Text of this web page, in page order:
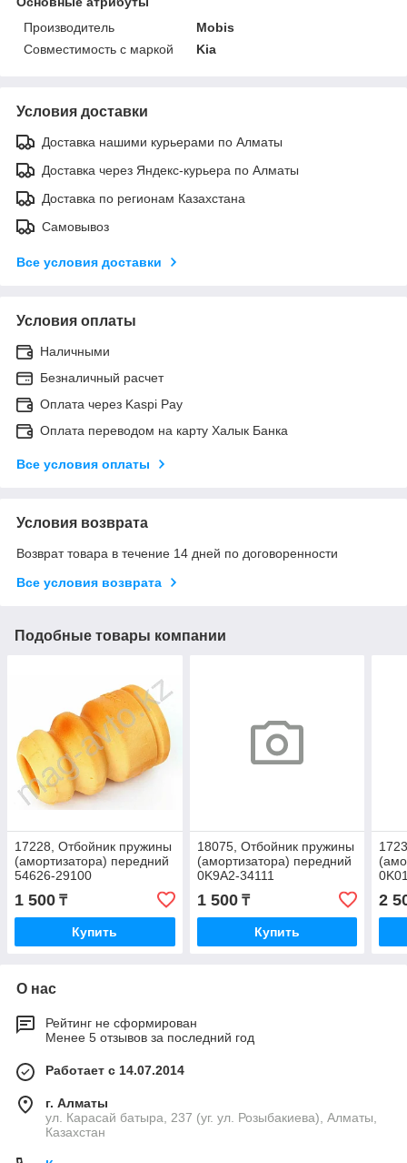
Производитель
Mobis
Совместимость с маркой
Kia
Условия доставки
Доставка нашими курьерами по Алматы
Доставка через Яндекс-курьера по Алматы
Доставка по регионам Казахстана
Самовывоз
Все условия доставки
Условия оплаты
Наличными
Безналичный расчет
Оплата через Kaspi Pay
Оплата переводом на карту Халык Банка
Все условия оплаты
Условия возврата
Возврат товара в течение 14 дней по договоренности
Все условия возврата
Подобные товары компании
17228, Отбойник пружины
(амортизатора) передний
54626-29100
1 500 ₸
Купить
18075, Отбойник пружины
(амортизатора) передний
0K9A2-34111
1 500₸
Купить
2
О нас
Рейтинг не сформирован
Менее 5 отзывов за последний год
Работает с 14.07.2014
г. Алматы
ул. Карасай батыра, 237 (уг. ул. Розыбакиева), Алматы,
Казахстан